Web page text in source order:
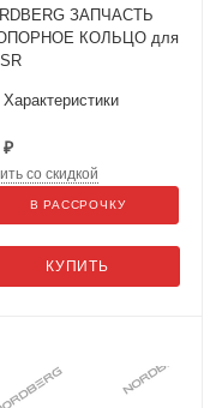
ЗАПЧАСТЬ
КОЛЬЦО для
Характеристики
₽
КУПИТЬ
со скидкой
В РАССРОЧКУ